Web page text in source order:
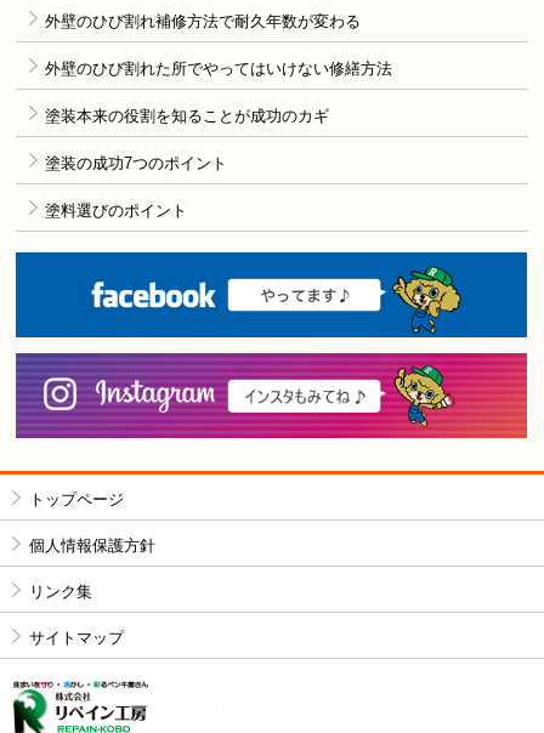
外壁のひび割れ補修方法で耐久年数が変わる
外壁のひび割れた所でやってはいけない修繕方法
塗装本来の役割を知ることが成功のカギ
塗装の成功7つのポイント
塗料選びのポイント
トップページ
個人情報保護方針
リンク集
サイトマップ
株式会社リペイン工房